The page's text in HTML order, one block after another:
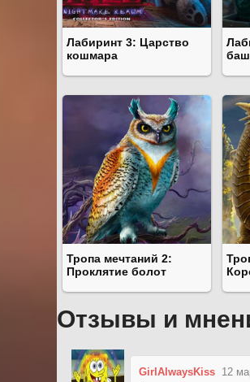
Лабиринт 3: Царство
кошмара
Тропа мечтаний 2:
Проклятие болот
Отзывы и
GirlAlwaysKiss 12